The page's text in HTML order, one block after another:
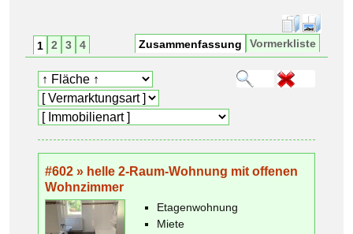
1 2 3 4 Vormerkliste
Zusammenfassung
#602 » helle 2-Raum-Wohnung mit offenen
Wohnzimmer
Etagenwohnung
Miete